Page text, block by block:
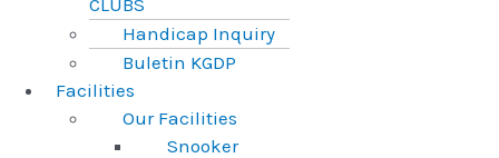
CLUBS
Handicap Inquiry
Buletin KGDP
Facilities
Our Facilities
Snooker